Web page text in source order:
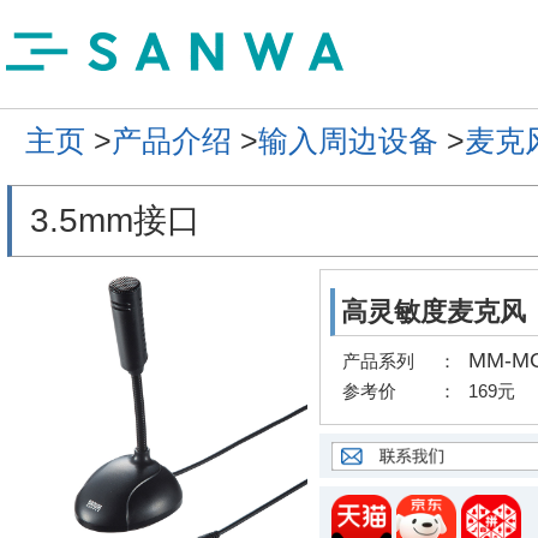
主页 >产品介绍 >输入周边设备 >麦克
3.5mm接口
高灵敏度麦克风
产品系列 ： MM-
参考价 ： 169元